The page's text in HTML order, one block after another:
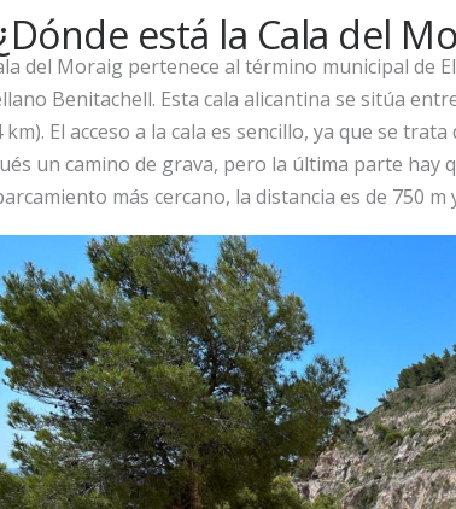
está la Cala del
del Moraig pertenece al término municipal de
Benitachell. Esta cala alicantina se sitúa
km). El acceso a la cala es sencillo, ya que se
un camino de grava, pero la última parte hay
más cercano, la distancia es de 750